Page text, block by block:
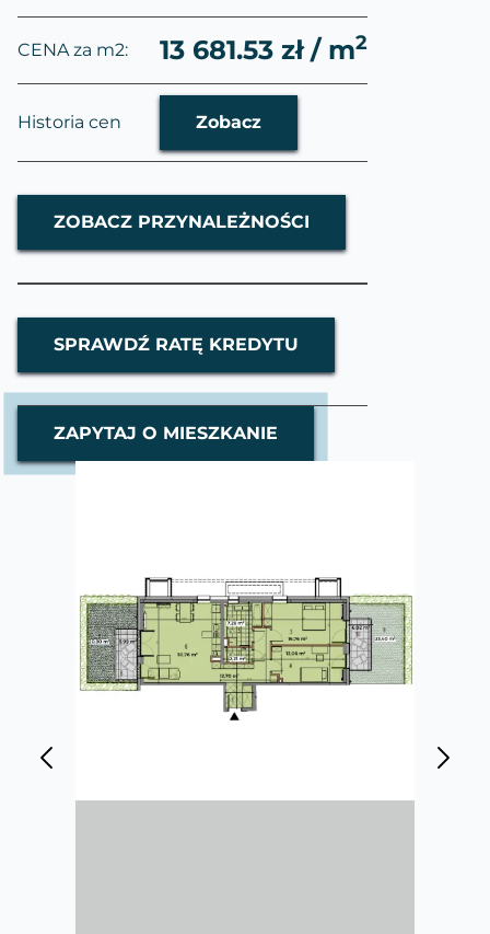
CENA za m2: 13 681.53 zł / m2
Historia cen Zobacz
ZOBACZ PRZYNALEŻNOŚCI
SPRAWDŹ RATĘ KREDYTU
ZAPYTAJ O MIESZKANIE